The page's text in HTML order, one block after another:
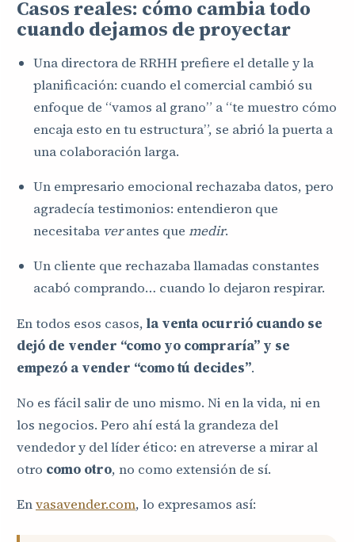
Casos reales: cómo cambia todo
cuando dejamos de proyectar
Una directora de RRHH prefiere el detalle y la
planificación: cuando el comercial cambió su
enfoque de “vamos al grano” a “te muestro cómo
encaja esto en tu estructura”, se abrió la puerta a
una colaboración larga.
Un empresario emocional rechazaba datos, pero
agradecía testimonios: entendieron que
necesitaba verantes que medir.
Un cliente que rechazaba llamadas constantes
acabó comprando… cuando lo dejaron respirar.
En todos esos casos, la venta ocurrió cuando se
dejó de vender “como yo compraría” y se
empezó a vender “como tú decides”.
No es fácil salir de uno mismo. Ni en la vida, ni en
los negocios. Pero ahí está la grandeza del
vendedor y del líder ético: en atreverse a mirar al
otro como otro, no como extensión de sí.
Envasavender.com, lo expresamos así: